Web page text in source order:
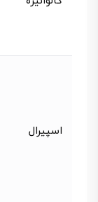
اسپیرال